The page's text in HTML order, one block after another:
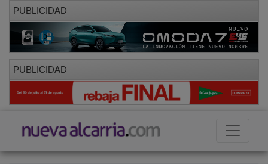
PUBLICIDAD
PUBLICIDAD